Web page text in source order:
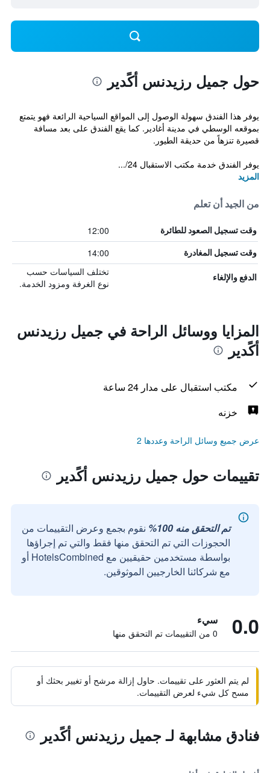
حول جميل رزيدنس أكًدير
يوفر هذا الفندق سهولة الوصول إلى المواقع السياحية الرائعة فهو يتمتع
بموقعه الوسطي في مدينة أغادير. كما يقع الفندق على بعد مسافة
قصيرة تنزهاً من حديقة الطيور.
يوفر الفندق خدمة مكتب الاستقبال 24/...
المزيد
من الجيد أن تعلم
وقت تسجيل الصعود للطائرة 12:00
وقت تسجيل المغادرة 14:00
الدفع والإلغاء
تختلف السياسات حسب
نوع الغرفة ومزود الخدمة.
المزايا ووسائل الراحة في جميل رزيدنس
أكًدير
مكتب استقبال على مدار 24 ساعة
خزنه
عرض جميع وسائل الراحة وعددها 2
تقييمات حول جميل رزيدنس أكًدير
تم التحقق منه 100%
نقوم بجمع وعرض التقييمات من
الحجوزات التي تم التحقق منها فقط والتي تم إجراؤها
بواسطة مستخدمين حقيقيين مع HotelsCombined أو
مع شركائنا الخارجيين الموثوقين.
0.0 سيء
0 من التقييمات تم التحقق منها
لم يتم العثور على تقييمات. حاول إزالة مرشح أو تغيير بحثك أو
مسح كل شيء لعرض التقييمات.
فنادق مشابهة لـ جميل رزيدنس أكًدير